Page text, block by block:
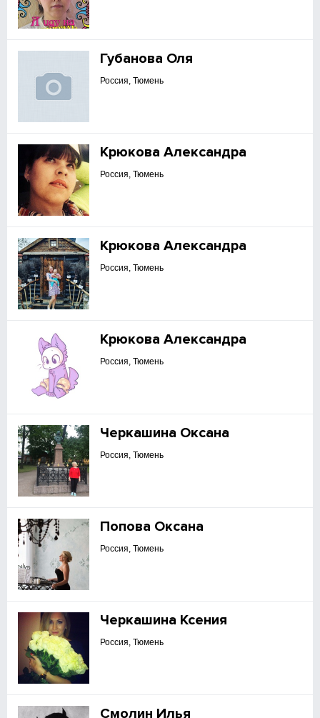
Губанова Оля
Россия, Тюмень
Крюкова Александра
Россия, Тюмень
Крюкова Александра
Россия, Тюмень
Крюкова Александра
Россия, Тюмень
Черкашина Оксана
Россия, Тюмень
Попова Оксана
Россия, Тюмень
Черкашина Ксения
Россия, Тюмень
Смолин Илья